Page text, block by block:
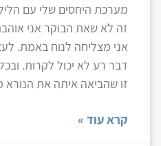
מערכת היחסים שלי עם
זה לא שאת הבוקר אני
אני מצליחה לנוח באמת.
דבר רע לא יכול לקרות.
זו שהביאה איתה את הנורא
קרא עוד »